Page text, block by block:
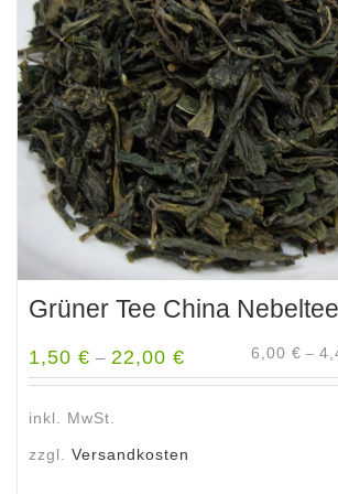
Optionen
können
auf
der
Produktseite
gewählt
werden
Grüner Tee China
1,50 € – 22,00 € 6,00 € –
inkl. MwSt.
zzgl. Versandkosten